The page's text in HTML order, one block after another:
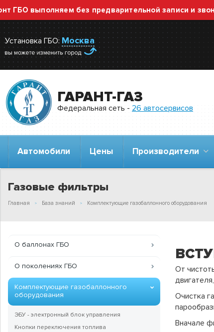
выполняем без предварительной записи и звонка
Установка ГБО: Москва
ГАРАНТ-ГАЗ
Федеральная сеть - 26 автосервисов
Автомобили Цены Производители
Газовые фильтры
Главная База знаний Комплектующие газобаллонного оборудования
О баллонах ГБО
О поколениях ГБО
Комплектующие газобаллонного
оборудования
ЭБУ - электронный блок управления
Кнопки переключения топлива
От
Очистка
Вначале